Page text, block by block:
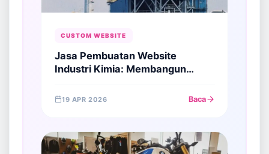
CUSTOM WEBSITE
Jasa Pembuatan Website
Industri Kimia: Membangun
Global
19 APR 2026 Baca